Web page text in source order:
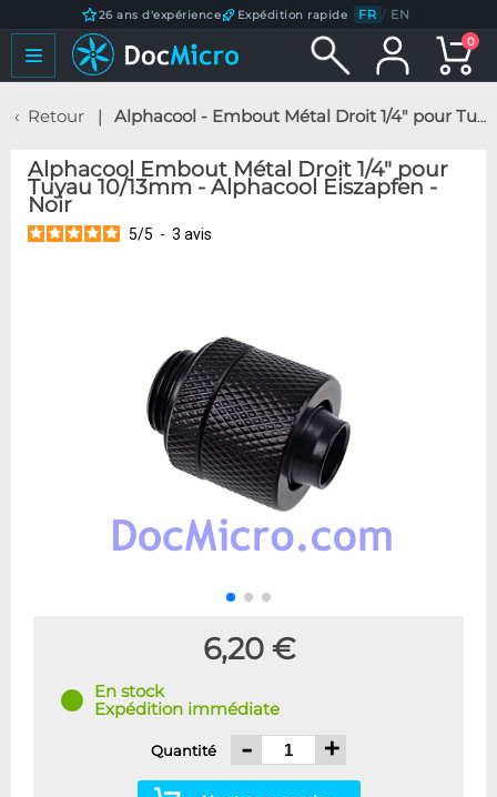
26 ans d'expérience Expédition rapide FR / EN
0
Retour Alphacool - Embout Métal Droit 1/4" pour Tuyau 10/13mm - Alphacool Eiszapfen - Noir
Alphacool Embout Métal Droit 1/4" pour
Tuyau 10/13mm - Alphacool Eiszapfen -
Noir
5/5 - 3 avis
6,20 €
En stock
Expédition immédiate
Quantité - +